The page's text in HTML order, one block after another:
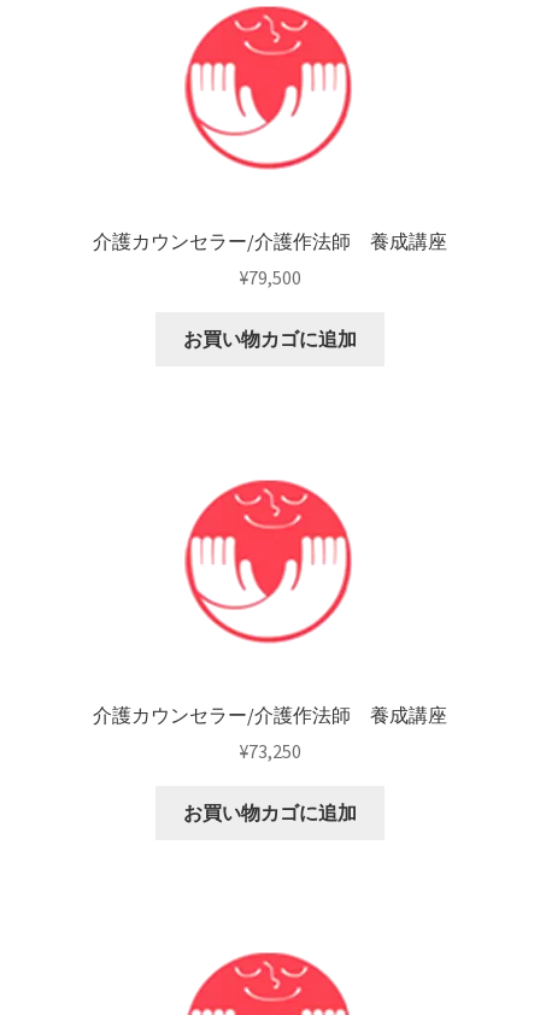
介護カウンセラー/介護作法師 養成講座
¥79,500
お買い物カゴに追加
介護カウンセラー/介護作法師 養成講座
¥73,250
お買い物カゴに追加